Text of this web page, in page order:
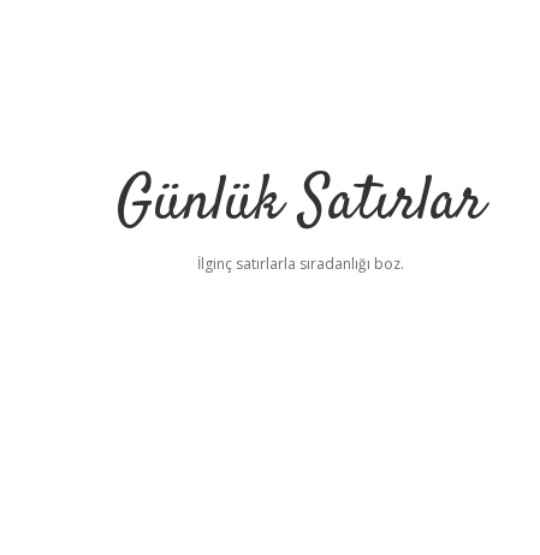
Günlük Satırlar
İlginç satırlarla sıradanlığı boz.